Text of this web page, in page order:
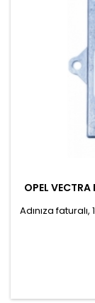
OPEL
Adınıza